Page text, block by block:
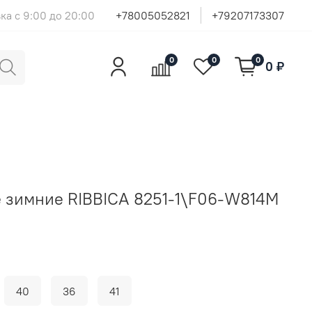
с 9:00 до 20:00 +78005052821 +79207173307
0 0 0 0 ₽
RIBBICA 8251-1\F06-W814M
40 36 41